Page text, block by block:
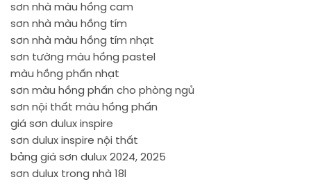
sơn nhà màu hồng cam
sơn nhà màu hồng tím
sơn nhà màu hồng tím nhạt
sơn tường màu hồng pastel
màu hồng phấn nhạt
sơn màu hồng phấn cho phòng ngủ
sơn nội thất màu hồng phấn
giá sơn dulux inspire
sơn dulux inspire nội thất
bảng giá sơn dulux 2024, 2025
sơn dulux trong nhà 18l